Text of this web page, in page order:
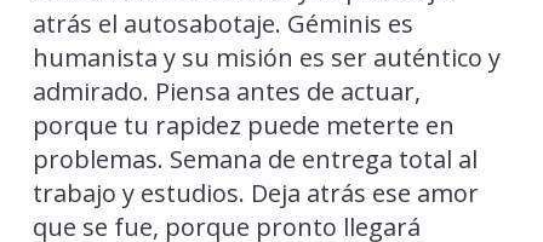
atrás el autosabotaje. Géminis es
humanista y su misión es ser auténtico y
admirado. Piensa antes de actuar,
porque tu rapidez puede meterte en
problemas. Semana de entrega total al
trabajo y estudios. Deja atrás ese amor
que se fue, porque pronto llegará